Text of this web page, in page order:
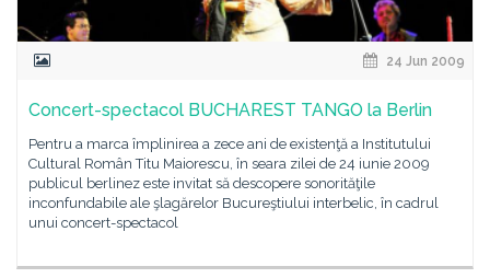
24 Jun 2009
Concert-spectacol BUCHAREST TANGO la Berlin
Pentru a marca împlinirea a zece ani de existenţă a Institutului
Cultural Român Titu Maiorescu, în seara zilei de 24 iunie 2009
publicul berlinez este invitat să descopere sonorităţile
inconfundabile ale şlagărelor Bucureştiului interbelic, în cadrul
unui concert-spectacol